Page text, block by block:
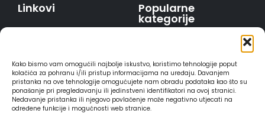
Kako bismo vam omogućili najbolje iskustvo, koristimo tehnologije poput
kolačića za pohranu i/ili pristup informacijama na uređaju. Davanjem
pristanka na ove tehnologije omogućujete nam obradu podataka kao što su
ponašanje pri pregledavanju ili jedinstveni identifikatori na ovoj stranici.
Nedavanje pristanka ili njegovo povlačenje može negativno utjecati na
određene funkcije i mogućnosti web stranice.
Linkovi
Uvjeti prodaje
Sigurno plaćanje
karticama
Dostava
Načini plaćanja
Raskid ugovora
Popularne
kategorije
Video nadzor - kompleti
AJAX alarmi
HIKVISION portafoni
REOLINK kamere
DVC portafoni